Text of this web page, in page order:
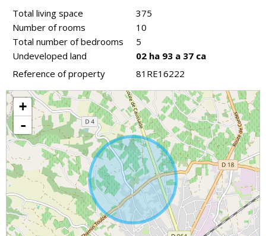
Total living space
375
Number of rooms
10
Total number of bedrooms
5
Undeveloped land
02 ha 93 a 37 ca
Reference of property
81RE16222
+
-